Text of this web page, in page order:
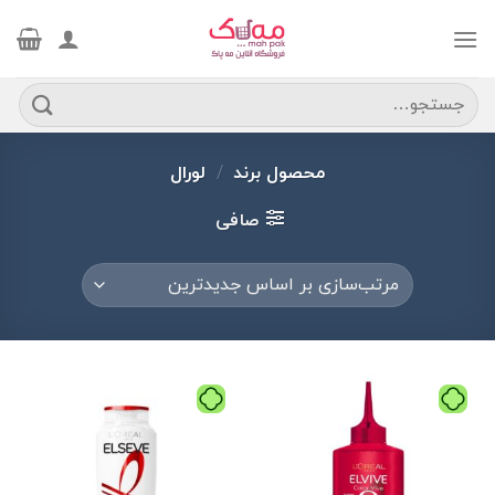
جستجو
برای:
محصول برند / لورال
صافی